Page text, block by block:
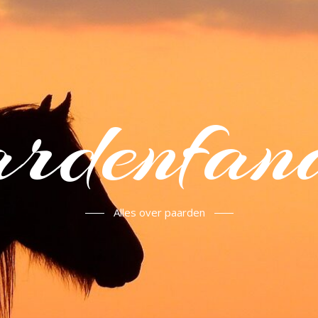
Alles over paarden